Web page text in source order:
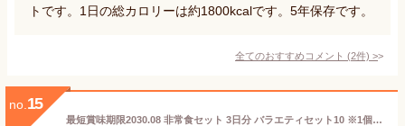
トです。1日の総カロリーは約1800kcalです。5年保存です。
全てのおすすめコメント (2件) >
no. 15
最短賞味期限2030.08 非常食セット 3日分 バラエティセット10 ※1個につき50円をWFPに寄付 (法人 企業 自治会 家族 防災食 災害食 防災セット) 【リマインダーサービス対象】 [8510] (防災備蓄の倉庫番 災害対策本舗)